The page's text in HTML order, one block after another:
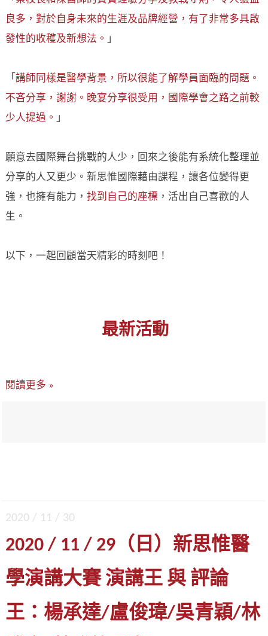
良多，對於自身未來的生涯及品牌經營，有了非常多具啟
發性的收穫及新想法。 」
「 講師同樣是醫學背景，所以很能了解學員面臨的問題。
不吝分享，謝謝。晚宴分享很受用，國際學會之路之前較
少人提過。 」
願意去國際舞台挑戰的人少，回來之後能有系統化整理並
分享的人又更少。新思惟國際藉由課程，讓各位變得更
強，也擁有能力， 找到自己的座標 ，活出自己喜歡的人
生。
以下，一起回顧當天精彩的時刻吧！
最新活動
閱讀更多 »
2020 / 11 / 30
2020 / 11 / 29（日）新思惟醫
學演講大賽 演講王 與 評論
王：楊承達/盧俊瑋/吳青穎/林